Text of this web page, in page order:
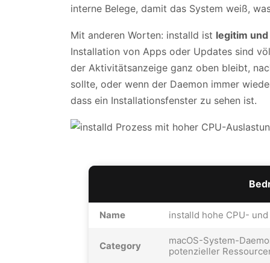
interne Belege, damit das System weiß,
Mit anderen Worten: installd ist legitim
Installation von Apps oder Updates sind
der Aktivitätsanzeige ganz oben bleibt,
sollte, oder wenn der Daemon immer
dass ein Installationsfenster zu sehen ist.
Name installd hohe CPU-
Category
macOS-System-
potenzieller